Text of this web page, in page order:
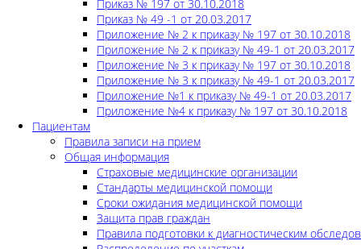
Приказ № 197 от 30.10.2018
Приказ № 49 -1 от 20.03.2017
Приложение № 2 к приказу № 197 от 30.10.2018
Приложение № 2 к приказу № 49-1 от 20.03.2017
Приложение № 3 к приказу № 197 от 30.10.2018
Приложение № 3 к приказу № 49-1 от 20.03.2017
Приложение №1 к приказу № 49-1 от 20.03.2017
Приложение №4 к приказу № 197 от 30.10.2018
Пациентам
Правила записи на прием
Общая информация
Страховые медицинские организации
Стандарты медицинской помощи
Сроки ожидания медицинской помощи
Защита прав граждан
Правила подготовки к диагностическим